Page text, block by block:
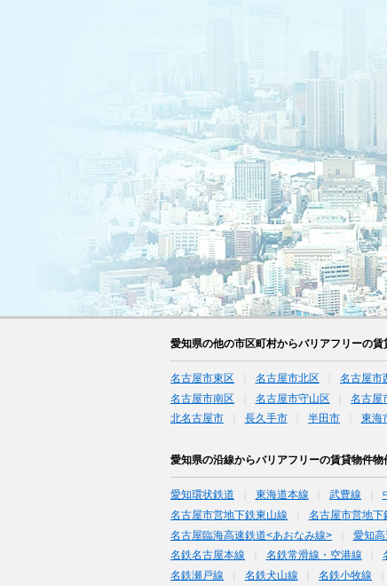
愛知県の他の市区町村からバリアフリーの賃
名古屋市東区 名古屋市北区 名古屋市
名古屋市南区
名古屋市守山区 名古屋
北名古屋市
長久手市 半田市 東海
愛知県の沿線からバリアフリーの賃貸物件物
愛知環状鉄道 東海道本線 武豊線
名古屋市営地下鉄東山線
名古屋市営地下
名古屋臨海高速鉄道<あおなみ線>
愛知
名鉄名古屋本線
名鉄常滑線・空港線
名鉄瀬戸線
名鉄犬山線 名鉄小牧線